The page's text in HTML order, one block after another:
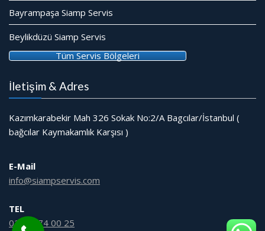
Bayrampaşa Siamp Servis
Beylikdüzü Siamp Servis
Tüm Servis Bölgeleri
İletişim & Adres
Kazımkarabekir Mah 326 Sokak No:2/A Bagcılar/İstanbul (
bağcılar Kaymakamlık Karşısı )
E-Mail
info@siampservis.com
TEL
0212 474 00 25